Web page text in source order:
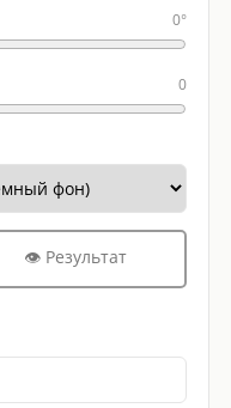
0°
0
👁 Результат